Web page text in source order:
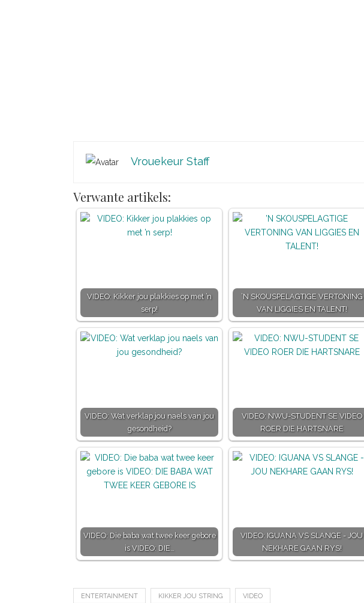
Vrouekeur Staff
Verwante artikels:
VIDEO: Kikker jou plakkies op met ’n
serp!
’N SKOUSPELAGTIGE VERTONING
VAN LIGGIES EN TALENT!
VIDEO: Wat verklap jou naels van jou
gesondheid?
VIDEO: NWU-STUDENT SE VIDEO
ROER DIE HARTSNARE
VIDEO: Die baba wat twee keer gebore
is VIDEO: DIE…
VIDEO: IGUANA VS SLANGE - JOU
NEKHARE GAAN RYS!
ENTERTAINMENT KIKKER JOU STRING VIDEO